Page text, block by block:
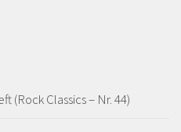
(Rock Classics – Nr. 44)